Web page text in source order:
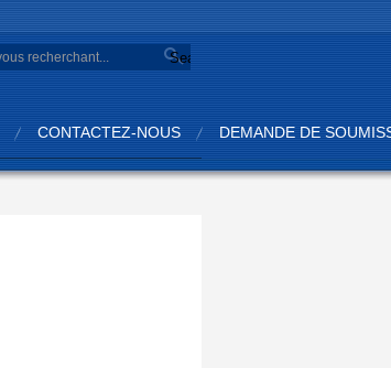
Search
CONTACTEZ-NOUS DEMANDE DE